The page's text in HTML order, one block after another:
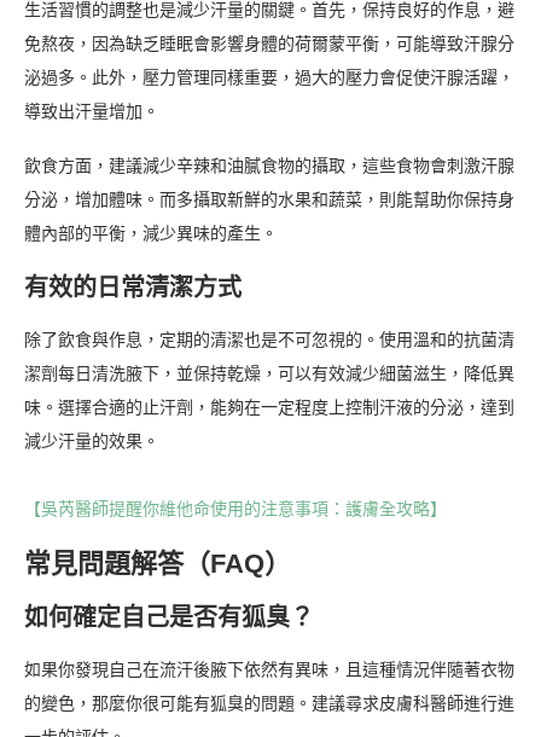
生活習慣的調整也是減少汗量的關鍵。首先，保持良好的作息，避
免熬夜，因為缺乏睡眠會影響身體的荷爾蒙平衡，可能導致汗腺分
泌過多。此外，壓力管理同樣重要，過大的壓力會促使汗腺活躍，
導致出汗量增加。
飲食方面，建議減少辛辣和油膩食物的攝取，這些食物會刺激汗腺
分泌，增加體味。而多攝取新鮮的水果和蔬菜，則能幫助你保持身
體內部的平衡，減少異味的產生。
有效的日常清潔方式
除了飲食與作息，定期的清潔也是不可忽視的。使用溫和的抗菌清
潔劑每日清洗腋下，並保持乾燥，可以有效減少細菌滋生，降低異
味。選擇合適的止汗劑，能夠在一定程度上控制汗液的分泌，達到
減少汗量的效果。
【吳芮醫師提醒你維他命使用的注意事項：護膚全攻略】
常見問題解答（FAQ）
如何確定自己是否有狐臭？
如果你發現自己在流汗後腋下依然有異味，且這種情況伴隨著衣物
的變色，那麼你很可能有狐臭的問題。建議尋求皮膚科醫師進行進